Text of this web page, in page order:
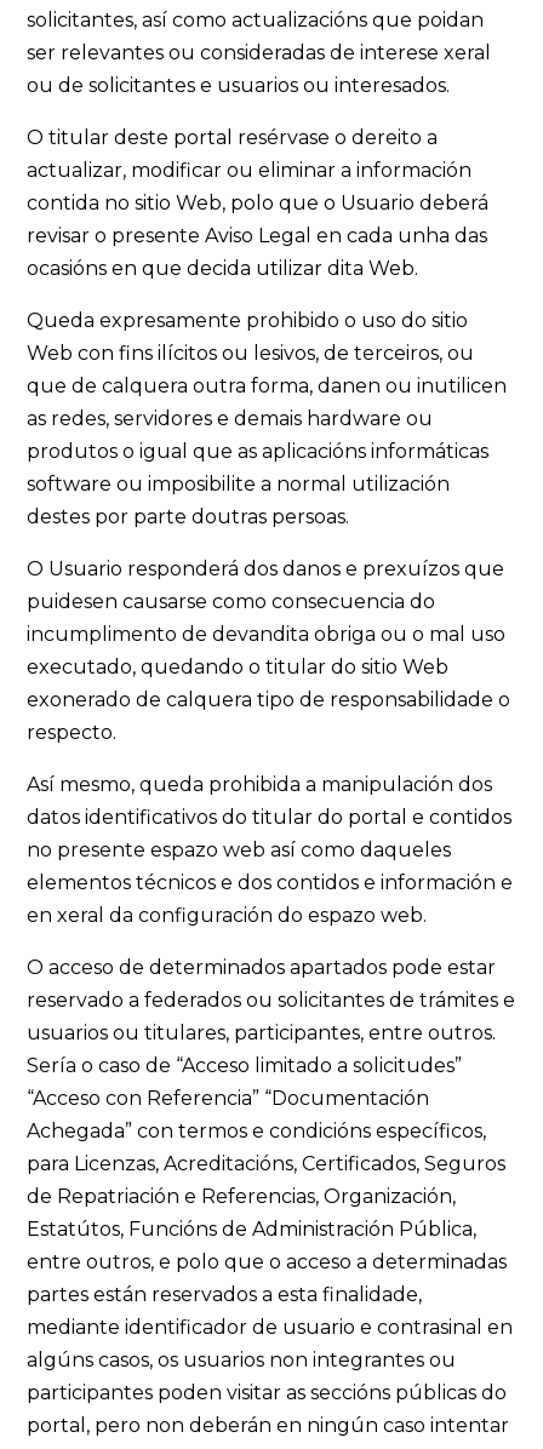
solicitantes, así como actualizacións que poidan
ser relevantes ou consideradas de interese xeral
ou de solicitantes e usuarios ou interesados.
O titular deste portal resérvase o dereito a
actualizar, modificar ou eliminar a información
contida no sitio Web, polo que o Usuario deberá
revisar o presente Aviso Legal en cada unha das
ocasións en que decida utilizar dita Web.
Queda expresamente prohibido o uso do sitio
Web con fins ilícitos ou lesivos, de terceiros, ou
que de calquera outra forma, danen ou inutilicen
as redes, servidores e demais hardware ou
produtos o igual que as aplicacións informáticas
software ou imposibilite a normal utilización
destes por parte doutras persoas.
O Usuario responderá dos danos e prexuízos que
puidesen causarse como consecuencia do
incumplimento de devandita obriga ou o mal uso
executado, quedando o titular do sitio Web
exonerado de calquera tipo de responsabilidade o
respecto.
Así mesmo, queda prohibida a manipulación dos
datos identificativos do titular do portal e contidos
no presente espazo web así como daqueles
elementos técnicos e dos contidos e información e
en xeral da configuración do espazo web.
O acceso de determinados apartados pode estar
reservado a federados ou solicitantes de trámites e
usuarios ou titulares, participantes, entre outros.
Sería o caso de “Acceso limitado a solicitudes”
“Acceso con Referencia” “Documentación
Achegada” con termos e condicións específicos,
para Licenzas, Acreditacións, Certificados, Seguros
de Repatriación e Referencias, Organización,
Estatútos, Funcións de Administración Pública,
entre outros, e polo que o acceso a determinadas
partes están reservados a esta finalidade,
mediante identificador de usuario e contrasinal en
algúns casos, os usuarios non integrantes ou
participantes poden visitar as seccións públicas do
portal, pero non deberán en ningún caso intentar